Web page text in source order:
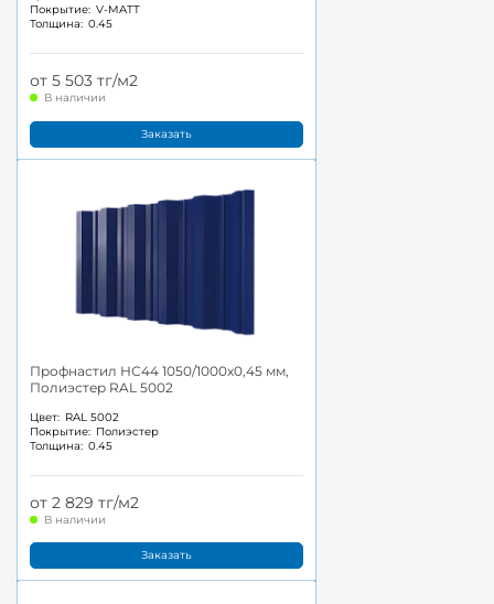
Покрытие: V-MATT
Толщина: 0.45
от 5 503 тг/м2
В наличии
Заказать
Профнастил НС44 1050/1000x0,45 мм,
Полиэстер RAL 5002
Цвет: RAL 5002
Покрытие: Полиэстер
Толщина: 0.45
от 2 829 тг/м2
В наличии
Заказать